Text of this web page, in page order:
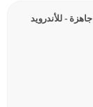
كيف يتم تثبيت تحميل لعبة Age of Magic مهكرة 2026 جاهزة - للأندرويد